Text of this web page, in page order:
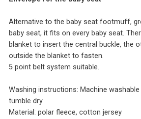
Alternative to the baby seat footmuff,
baby seat, it fits on every baby seat.
blanket to insert the central buckle, the
outside the blanket to fasten.
5 point belt system suitable.
Washing instructions: Machine washable
tumble dry
Material: polar fleece, cotton jersey